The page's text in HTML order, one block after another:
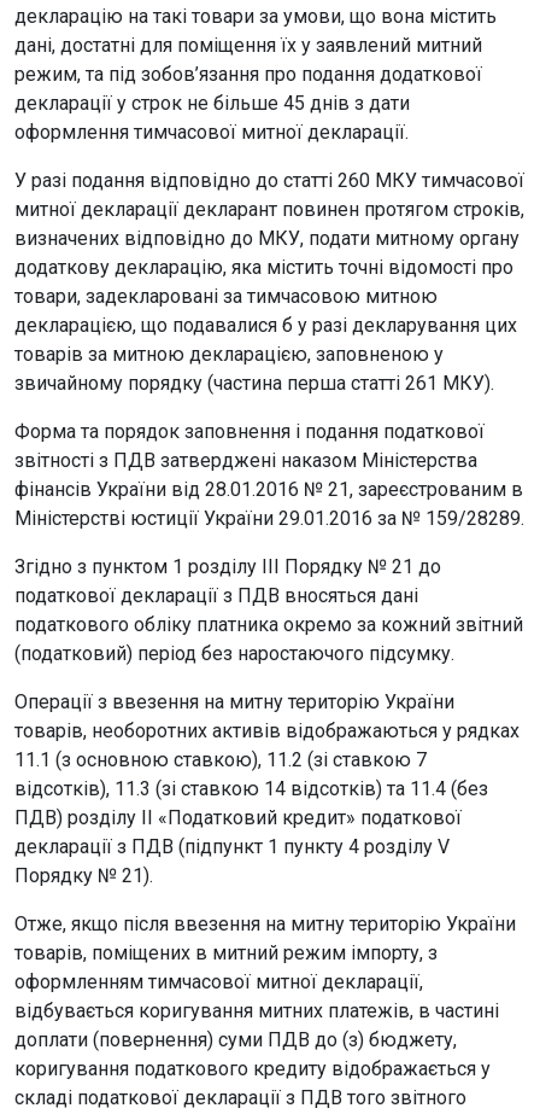
декларацію на такі товари за умови, що вона містить
дані, достатні для поміщення їх у заявлений митний
режим, та під зобов’язання про подання додаткової
декларації у строк не більше 45 днів з дати
оформлення тимчасової митної декларації.
У разі подання відповідно до статті 260 МКУ тимчасової
митної декларації декларант повинен протягом строків,
визначених відповідно до МКУ, подати митному органу
додаткову декларацію, яка містить точні відомості про
товари, задекларовані за тимчасовою митною
декларацією, що подавалися б у разі декларування цих
товарів за митною декларацією, заповненою у
звичайному порядку (частина перша статті 261 МКУ).
Форма та порядок заповнення і подання податкової
звітності з ПДВ затверджені наказом Міністерства
фінансів України від 28.01.2016 № 21, зареєстрованим в
Міністерстві юстиції України 29.01.2016 за № 159/28289.
Згідно з пунктом 1 розділу ІІІ Порядку № 21 до
податкової декларації з ПДВ вносяться дані
податкового обліку платника окремо за кожний звітний
(податковий) період без наростаючого підсумку.
Операції з ввезення на митну територію України
товарів, необоротних активів відображаються у рядках
11.1 (з основною ставкою), 11.2 (зі ставкою 7
відсотків), 11.3 (зі ставкою 14 відсотків) та 11.4 (без
ПДВ) розділу II «Податковий кредит» податкової
декларації з ПДВ (підпункт 1 пункту 4 розділу V
Порядку № 21).
Отже, якщо після ввезення на митну територію України
товарів, поміщених в митний режим імпорту, з
оформленням тимчасової митної декларації,
відбувається коригування митних платежів, в частині
доплати (повернення) суми ПДВ до (з) бюджету,
коригування податкового кредиту відображається у
складі податкової декларації з ПДВ того звітного